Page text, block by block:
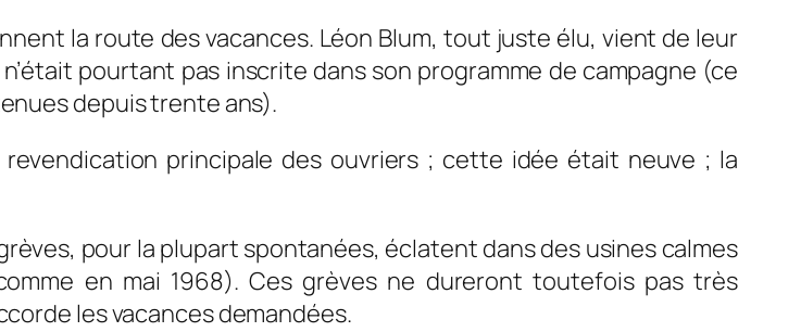
la route des vacances. Léon Blum, tout juste élu, vient de leur
pourtant pas inscrite dans son programme de campagne (ce
depuis trente ans).
principale des ouvriers ; cette idée était neuve ; la
pour la plupart spontanées, éclatent dans des usines calmes
en mai 1968). Ces grèves ne dureront toutefois pas très
les vacances demandées.